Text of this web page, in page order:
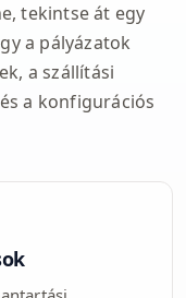
tekintse át egy
a pályázatok
a szállítási
a konfigurációs